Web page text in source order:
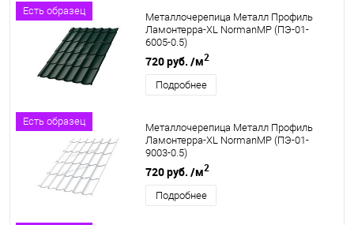
Есть образец
Металлочерепица Металл Профиль
Ламонтерра-XL NormanMP (ПЭ-01-
6005-0.5)
720 руб. /м2
Подробнее
Есть образец
Металлочерепица Металл Профиль
Ламонтерра-XL NormanMP (ПЭ-01-
9003-0.5)
720 руб. /м2
Подробнее